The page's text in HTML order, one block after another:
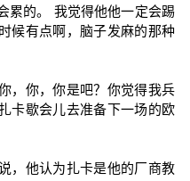
累的。 我觉得他他一定会踢
候有点啊，脑子发麻的那种
，你，你是吧？你觉得我兵
卡歇会儿去准备下一场的欧
，他认为扎卡是他的厂商教